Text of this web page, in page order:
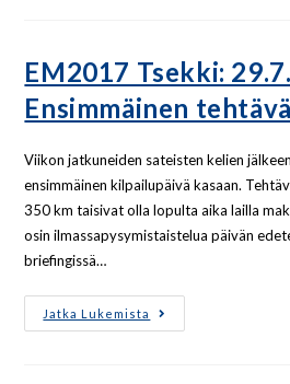
EM2017 Tsekki:
Ensimmäinen
Viikon jatkuneiden sateisten kelien
ensimmäinen kilpailupäivä kasaan.
350 km taisivat olla lopulta aika lailla
osin ilmassapysymistaistelua päivän
briefingissä…
Jatka Lukemista